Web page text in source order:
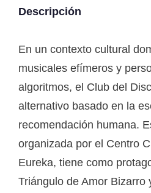
Descripción
En un contexto cultural
musicales efímeros y
algoritmos, el Club del
alternativo basado en la
recomendación humana.
organizada por el Centro
Eureka, tiene como
Triángulo de Amor Bizarro